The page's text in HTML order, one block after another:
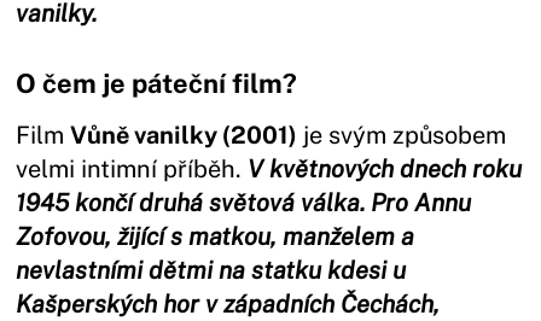
vanilky.
O čem je páteční film?
FilmVůně vanilky (2001) je svým způsobem
velmi intimní příběh. V květnových dnech roku
1945 končí druhá světová válka. Pro Annu
Zofovou, žijící s matkou, manželem a
nevlastními dětmi na statku kdesi u
Kašperských hor v západních Čechách,